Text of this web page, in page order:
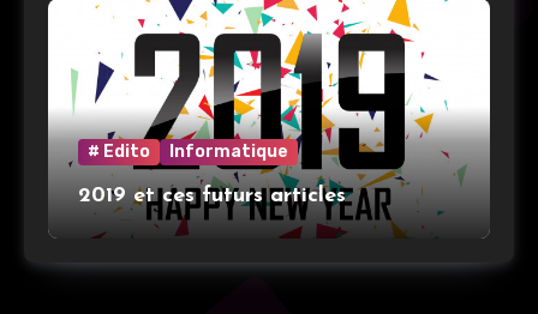
# Edito Informatique
2019 et ces futurs articles